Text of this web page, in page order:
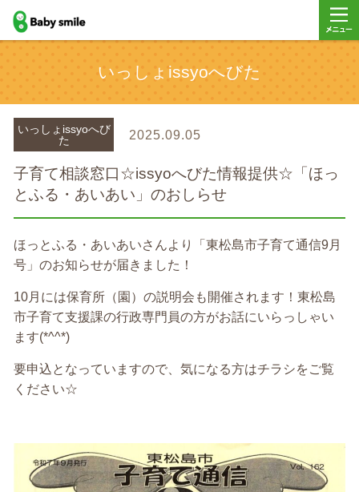
baby smile
いっしょissyoへびた
いっしょissyoへび
た
2025.09.05
子育て相談窓口☆issyoへびた情報提供☆「ほっ
とふる・あいあい」のおしらせ
ほっとふる・あいあいさんより「東松島市子育て通信9月
号」のお知らせが届きました！
10月には保育所（園）の説明会も開催されます！東松島
市子育て支援課の行政専門員の方がお話にいらっしゃい
ます(*^^*)
要申込となっていますので、気になる方はチラシをご覧
ください☆